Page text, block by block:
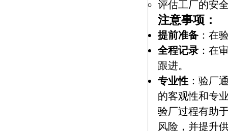
评估工厂的安
注意事项：
提前准备 ：在
全程记录 ：在
跟进。
专业性 ：验厂
的客观性和专
验厂过程有助
风险，并提升